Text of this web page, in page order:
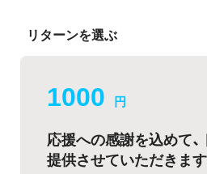
リターンを選ぶ
1000 円
応援への感謝を込めて
提供させていただきます